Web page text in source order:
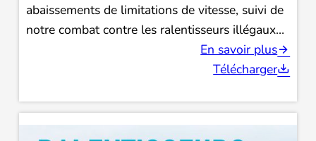
abaissements de limitations de vitesse, suivi de
notre combat contre les ralentisseurs illégaux…
En savoir plus
Télécharger